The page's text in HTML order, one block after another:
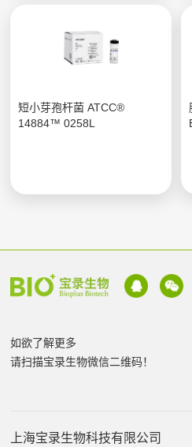
短小芽孢杆菌 ATCC®
14884™ 0258L
如欲了解更多
请扫描宝录生物微信二维码！
上海宝录生物科技有限公司